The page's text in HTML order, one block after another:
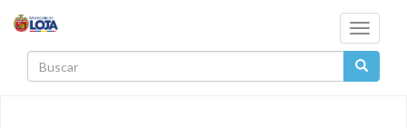
Toggle